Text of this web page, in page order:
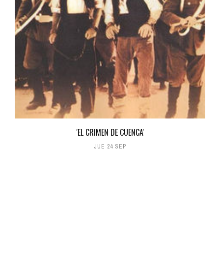
'EL CRIMEN DE CUENCA'
JUE 24 SEP